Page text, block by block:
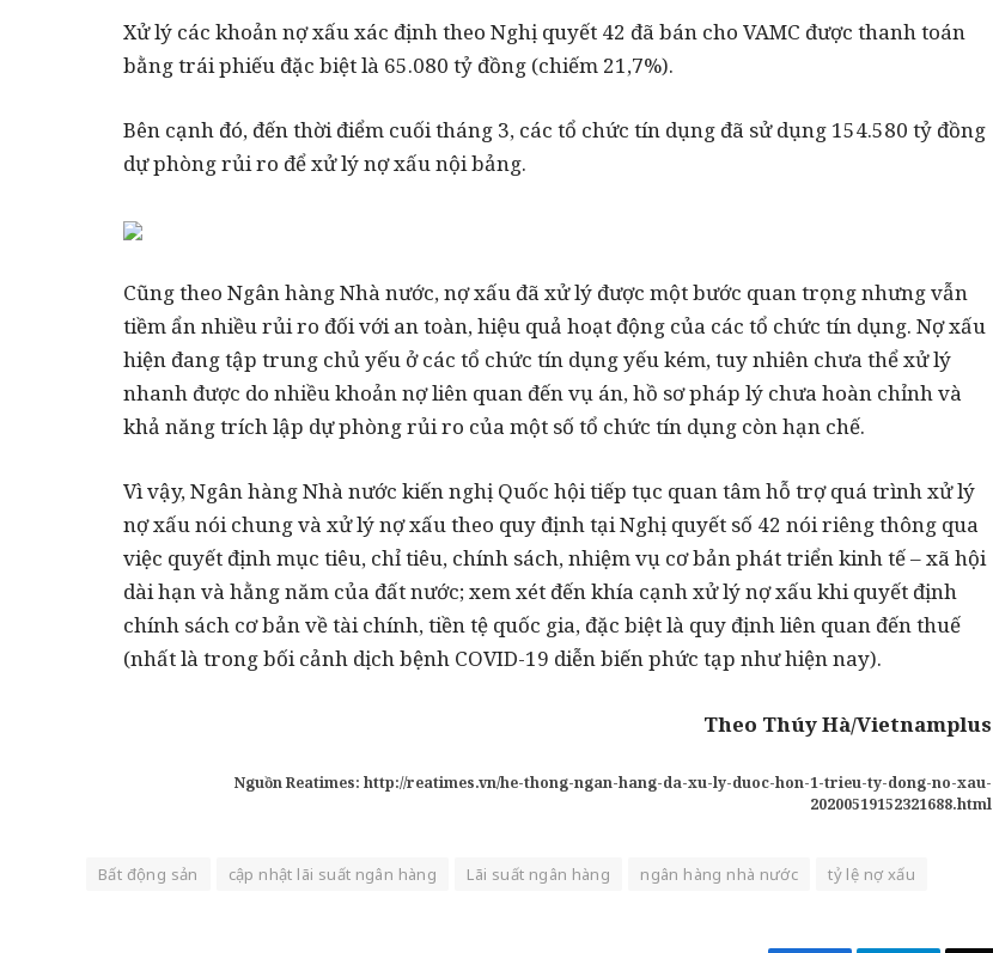
Xử lý các khoản nợ xấu xác định theo Nghị quyết 42 đã bán cho VAMC được thanh toán
bằng trái phiếu đặc biệt là 65.080 tỷ đồng (chiếm 21,7%).
Bên cạnh đó, đến thời điểm cuối tháng 3, các tổ chức tín dụng đã sử dụng 154.580 tỷ đồng
dự phòng rủi ro để xử lý nợ xấu nội bảng.
Cũng theo Ngân hàng Nhà nước, nợ xấu đã xử lý được một bước quan trọng nhưng vẫn
tiềm ẩn nhiều rủi ro đối với an toàn, hiệu quả hoạt động của các tổ chức tín dụng. Nợ xấu
hiện đang tập trung chủ yếu ở các tổ chức tín dụng yếu kém, tuy nhiên chưa thể xử lý
nhanh được do nhiều khoản nợ liên quan đến vụ án, hồ sơ pháp lý chưa hoàn chỉnh và
khả năng trích lập dự phòng rủi ro của một số tổ chức tín dụng còn hạn chế.
Vì vậy, Ngân hàng Nhà nước kiến nghị Quốc hội tiếp tục quan tâm hỗ trợ quá trình xử lý
nợ xấu nói chung và xử lý nợ xấu theo quy định tại Nghị quyết số 42 nói riêng thông qua
việc quyết định mục tiêu, chỉ tiêu, chính sách, nhiệm vụ cơ bản phát triển kinh tế – xã hội
dài hạn và hằng năm của đất nước; xem xét đến khía cạnh xử lý nợ xấu khi quyết định
chính sách cơ bản về tài chính, tiền tệ quốc gia, đặc biệt là quy định liên quan đến thuế
(nhất là trong bối cảnh dịch bệnh COVID-19 diễn biến phức tạp như hiện nay).
Theo Thúy Hà/Vietnamplus
Nguồn Reatimes: http://reatimes.vn/he-thong-ngan-hang-da-xu-ly-duoc-hon-1-trieu-ty-dong-no-xau-
20200519152321688.html
Bất động sản cập nhật lãi suất ngân hàng Lãi suất ngân hàng ngân hàng nhà nước tỷ lệ nợ xấu